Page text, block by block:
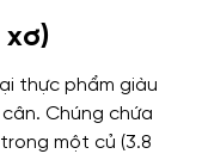
xơ)
thực phẩm giàu
Chúng chứa
một củ (3.8